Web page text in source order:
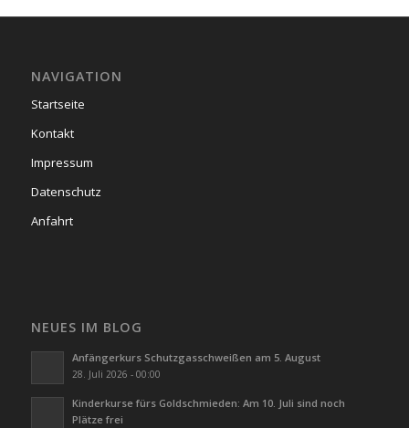
NAVIGATION
Startseite
Kontakt
Impressum
Datenschutz
Anfahrt
NEUES IM BLOG
Anfängerkurs Schutzgasschweißen am 5. August
28. Juli 2026 - 00:00
Kinderkurse fürs Goldschmieden: Am 10. Juli sind noch
Plätze frei